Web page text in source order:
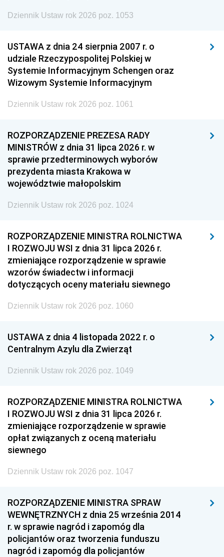
Dziennik Ustaw rok 2026 poz. 1053
USTAWA z dnia 24 sierpnia 2007 r. o
udziale Rzeczypospolitej Polskiej w
Systemie Informacyjnym Schengen oraz
Wizowym Systemie Informacyjnym
Dziennik Ustaw rok 2026 poz. 1061
ROZPORZĄDZENIE PREZESA RADY
MINISTRÓW z dnia 31 lipca 2026 r. w
sprawie przedterminowych wyborów
prezydenta miasta Krakowa w
województwie małopolskim
Dziennik Ustaw rok 2026 poz. 1024
ROZPORZĄDZENIE MINISTRA ROLNICTWA
I ROZWOJU WSI z dnia 31 lipca 2026 r.
zmieniające rozporządzenie w sprawie
wzorów świadectw i informacji
dotyczących oceny materiału siewnego
Dziennik Ustaw rok 2026 poz. 1060
USTAWA z dnia 4 listopada 2022 r. o
Centralnym Azylu dla Zwierząt
Dziennik Ustaw rok 2026 poz. 1049
ROZPORZĄDZENIE MINISTRA ROLNICTWA
I ROZWOJU WSI z dnia 31 lipca 2026 r.
zmieniające rozporządzenie w sprawie
opłat związanych z oceną materiału
siewnego
Dziennik Ustaw rok 2026 poz. 1047
ROZPORZĄDZENIE MINISTRA SPRAW
WEWNĘTRZNYCH z dnia 25 września 2014
r. w sprawie nagród i zapomóg dla
policjantów oraz tworzenia funduszu
nagród i zapomóg dla policjantów